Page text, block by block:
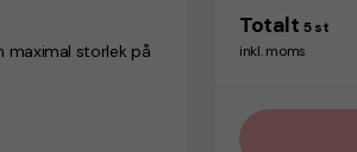
maximal storlek på
Totalt 5 st
inkl. moms